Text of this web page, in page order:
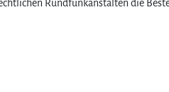
Rundfunkanstalten die